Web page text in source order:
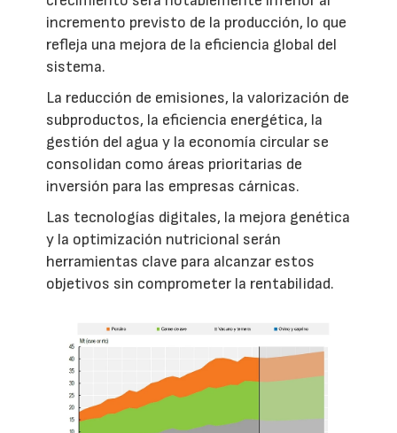
incremento previsto de la producción, lo que
refleja una mejora de la eficiencia global del
sistema.
La reducción de emisiones, la valorización de
subproductos, la eficiencia energética, la
gestión del agua y la economía circular se
consolidan como áreas prioritarias de
inversión para las empresas cárnicas.
Las tecnologías digitales, la mejora genética
y la optimización nutricional serán
herramientas clave para alcanzar estos
objetivos sin comprometer la rentabilidad.